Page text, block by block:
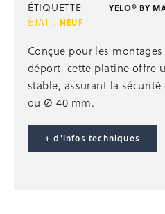
STABILISATION ÉTAIEMENT
Étais droit
Accessoires étaiement
Étais TP
Poutrelles bois
Panneaux coffrants
Stabilisation
Occasion étaiement
ÉTIQUETTE YELO® BY
ÉTAT : NEUF
Conçue pour les
déport, cette platine offre
stable, assurant la
ou Ø 40 mm.
+ d'infos techniques